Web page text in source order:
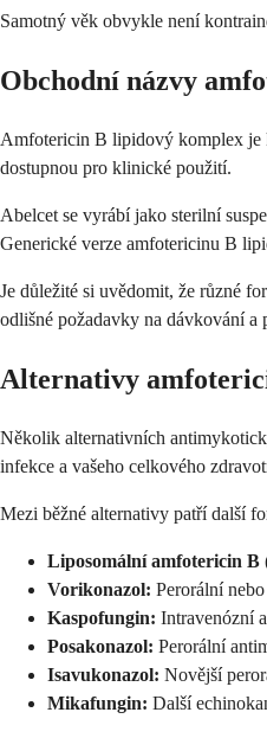
Samotný věk obvykle není
Obchodní názvy
Amfotericin B lipidový komplex je
dostupnou pro klinické použití.
Abelcet se vyrábí jako sterilní
Generické verze amfotericinu B
Je důležité si uvědomit, že různé
odlišné požadavky na dávkování
Alternativy
Několik alternativních
infekce a vašeho celkového
Mezi běžné alternativy patří další
Liposomální amfotericin B
Vorikonazol: Perorální
Kaspofungin: Intravenózní
Posakonazol: Perorální
Isavukonazol: Novější
Mikafungin: Další